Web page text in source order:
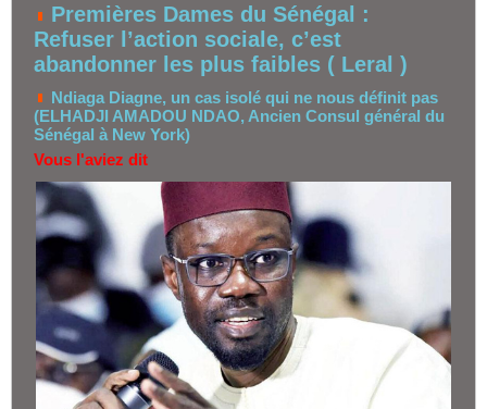
Premières Dames du Sénégal :
Refuser l’action sociale, c’est
abandonner les plus faibles ( Leral )
Ndiaga Diagne, un cas isolé qui ne nous définit pas
(ELHADJI AMADOU NDAO, Ancien Consul général du
Sénégal à New York)
Vous l'aviez dit